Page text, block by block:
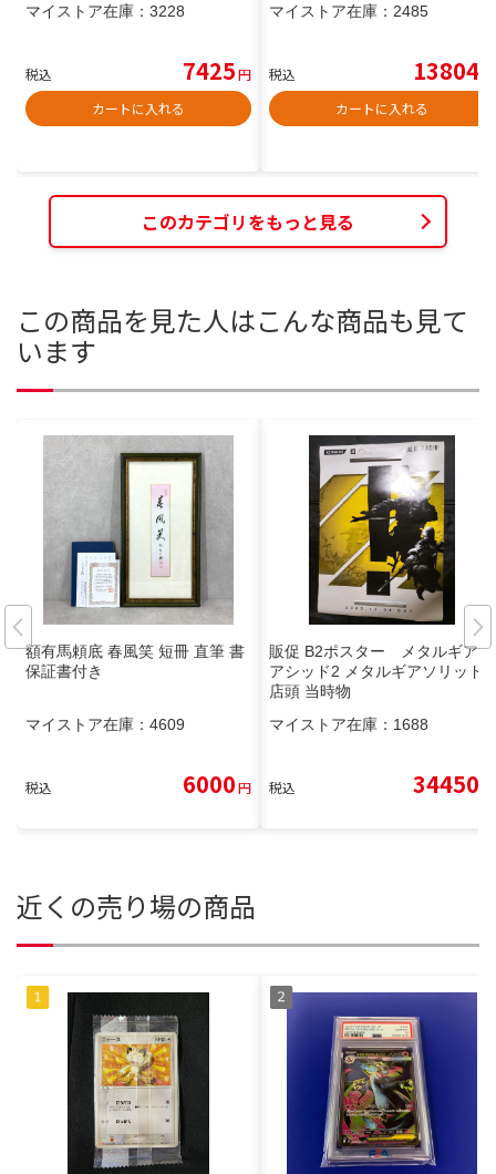
マイストア在庫： 3228
税込 7425円
カートに入れる
マイストア在庫： 2485
税込 13804
カートに入れる
このカテゴリをもっと見る
この商品を見た人はこんな商品も見て
います
額有馬頼底 春風笑 短冊 直筆 書
保証書付き
マイストア在庫： 4609
税込 6000円
販促 B2ポスター メタルギア
アシッド2 メタルギアソリッド
店頭 当時物
マイストア在庫： 1688
税込 34450
近くの売り場の商品